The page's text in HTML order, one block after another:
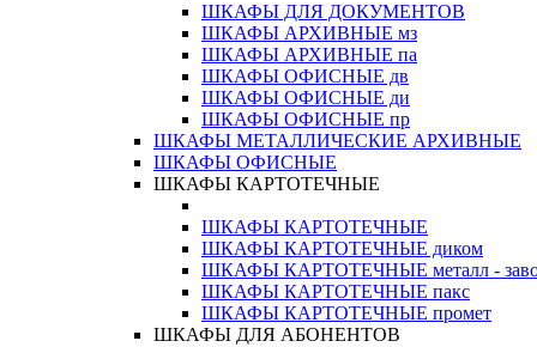
ШКАФЫ ДЛЯ ДОКУМЕНТОВ
ШКАФЫ АРХИВНЫЕ мз
ШКАФЫ АРХИВНЫЕ па
ШКАФЫ ОФИСНЫЕ дв
ШКАФЫ ОФИСНЫЕ ди
ШКАФЫ ОФИСНЫЕ пр
ШКАФЫ МЕТАЛЛИЧЕСКИЕ АРХИВНЫЕ
ШКАФЫ ОФИСНЫЕ
ШКАФЫ КАРТОТЕЧНЫЕ
ШКАФЫ КАРТОТЕЧНЫЕ
ШКАФЫ КАРТОТЕЧНЫЕ диком
ШКАФЫ КАРТОТЕЧНЫЕ металл -
ШКАФЫ КАРТОТЕЧНЫЕ пакс
ШКАФЫ КАРТОТЕЧНЫЕ промет
ШКАФЫ ДЛЯ АБОНЕНТОВ